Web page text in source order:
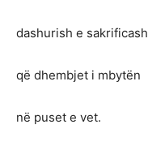
dashurish e sakrificash
që dhembjet i mbytën
në puset e vet.